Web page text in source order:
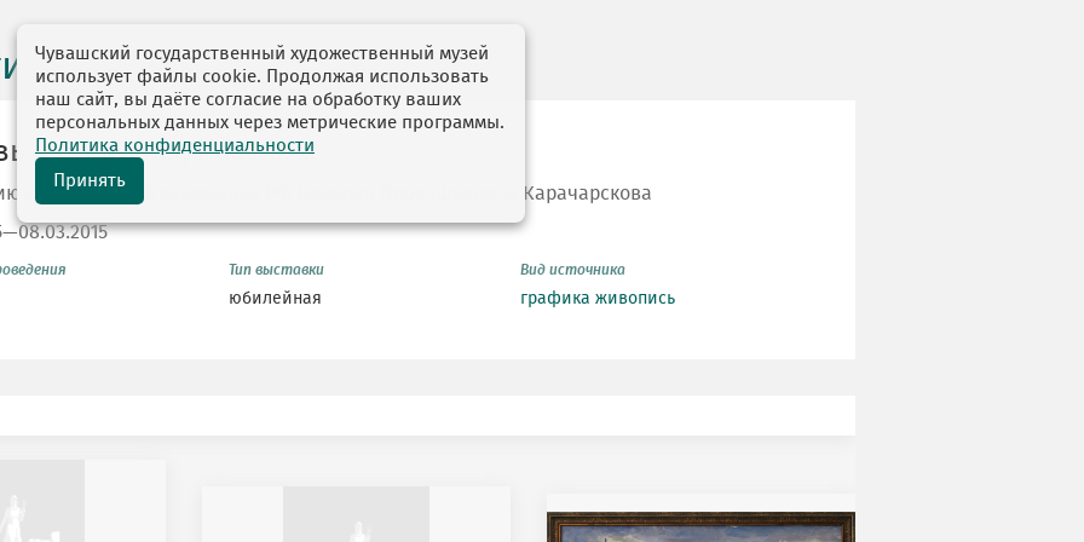
выставок
и боль моя, Россия-2
Заслуженного художника РФ Николая Прокофьевича Карачарскова
Тип выставки
юбилейная
Вид источника
графика живопись
Чувашский государственный художественный музей
использует файлы cookie. Продолжая использовать
наш сайт, вы даёте согласие на обработку ваших
персональных данных через метрические программы.
Политика конфиденциальности
Принять